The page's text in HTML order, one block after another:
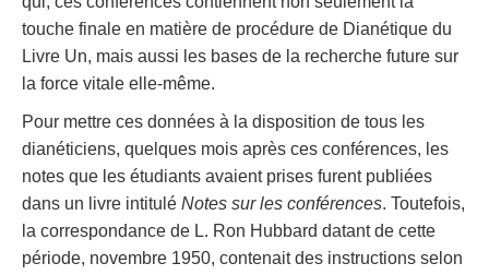
touche finale en matière de procédure de Dianétique du
Livre Un, mais aussi les bases de la recherche future sur
la force vitale elle-même.
Pour mettre ces données à la disposition de tous les
dianéticiens, quelques mois après ces conférences, les
notes que les étudiants avaient prises furent publiées
dans un livre intitulé Notes sur les conférences. Toutefois,
la correspondance de L. Ron Hubbard datant de cette
période, novembre 1950, contenait des instructions selon